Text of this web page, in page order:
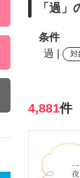
「過
条件
過 |
対
検索ワ
4,881件